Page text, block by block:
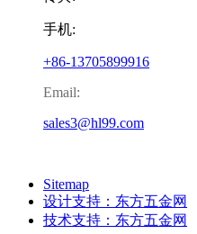
手机:
+86-13705899916
Email:
sales3@hl99.com
Sitemap
设计支持：东方五金网
技术支持：东方五金网